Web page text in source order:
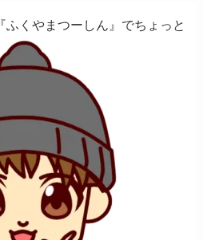
』でちょっとしたバイト、しま